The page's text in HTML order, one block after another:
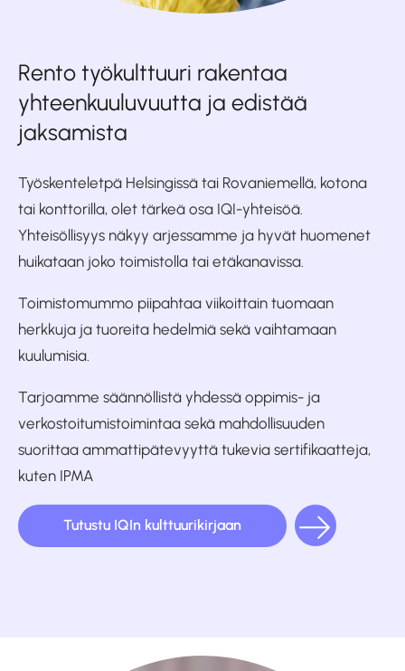
Rento työkulttuuri rakentaa
yhteenkuuluvuutta ja edistää
jaksamista
Työskenteletpä Helsingissä tai Rovaniemellä, kotona
tai konttorilla, olet tärkeä osa IQI-yhteisöä.
Yhteisöllisyys näkyy arjessamme ja hyvät huomenet
huikataan joko toimistolla tai etäkanavissa.
Toimistomummo piipahtaa viikoittain tuomaan
herkkuja ja tuoreita hedelmiä sekä vaihtamaan
kuulumisia.
Tarjoamme säännöllistä yhdessä oppimis- ja
verkostoitumistoimintaa sekä mahdollisuuden
suorittaa ammattipätevyyttä tukevia sertifikaatteja,
kuten IPMA
Tutustu IQIn kulttuurikirjaan